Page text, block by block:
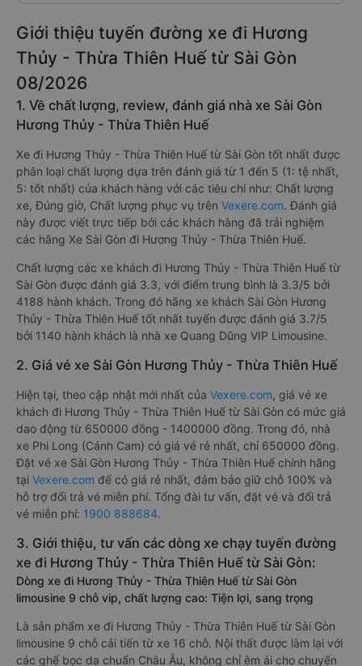
Giới thiệu tuyến đường xe đi Hương
Thủy - Thừa Thiên Huế từ Sài Gòn
08/2026
1. Về chất lượng, review, đánh giá nhà xe Sài Gòn
Hương Thủy - Thừa Thiên Huế
Xe đi Hương Thủy - Thừa Thiên Huế từ Sài Gòn tốt nhất được
phân loại chất lượng dựa trên đánh giá từ 1 đến 5 (1: tệ nhất,
5: tốt nhất) của khách hàng với các tiêu chí như: Chất lượng
xe, Đúng giờ, Chất lượng phục vụ trên Vexere.com. Đánh giá
này được viết trực tiếp bởi các khách hàng đã trải nghiệm
các hãng Xe Sài Gòn đi Hương Thủy - Thừa Thiên Huế.
Chất lượng các xe khách đi Hương Thủy - Thừa Thiên Huế từ
Sài Gòn được đánh giá 3.3, với điểm trung bình là 3.3/5 bởi
4188 hành khách. Trong đó hãng xe khách Sài Gòn Hương
Thủy - Thừa Thiên Huế tốt nhất tuyến được đánh giá 3.7/5
bởi 1140 hành khách là nhà xe Quang Dũng VIP Limousine.
2. Giá vé xe Sài Gòn Hương Thủy - Thừa Thiên Huế
Hiện tại, theo cập nhật mới nhất của Vexere.com, giá vé xe
khách đi Hương Thủy - Thừa Thiên Huế từ Sài Gòn có mức giá
dao động từ 650000 đồng - 1400000 đồng. Trong đó, nhà
xe Phi Long (Cánh Cam) có giá vé rẻ nhất, chỉ 650000 đồng.
Đặt vé xe Sài Gòn Hương Thủy - Thừa Thiên Huế chính hãng
tại Vexere.com để có giá rẻ nhất, đảm bảo giữ chỗ 100% và
hỗ trợ đổi trả vé miễn phí. Tổng đài tư vấn, đặt vé và đổi trả
vé miễn phí: 1900 888684.
3. Giới thiệu, tư vấn các dòng xe chạy tuyến đường
xe đi Hương Thủy - Thừa Thiên Huế từ Sài Gòn:
Dòng xe đi Hương Thủy - Thừa Thiên Huế từ Sài Gòn
limousine 9 chỗ vip, chất lượng cao: Tiện lợi, sang trọng
Là sản phẩm xe đi Hương Thủy - Thừa Thiên Huế từ Sài Gòn
limousine 9 chỗ cải tiến từ xe 16 chỗ. Nội thất được làm lại với
các ghế bọc da chuẩn Châu Âu, không chỉ êm ái cho chuyến